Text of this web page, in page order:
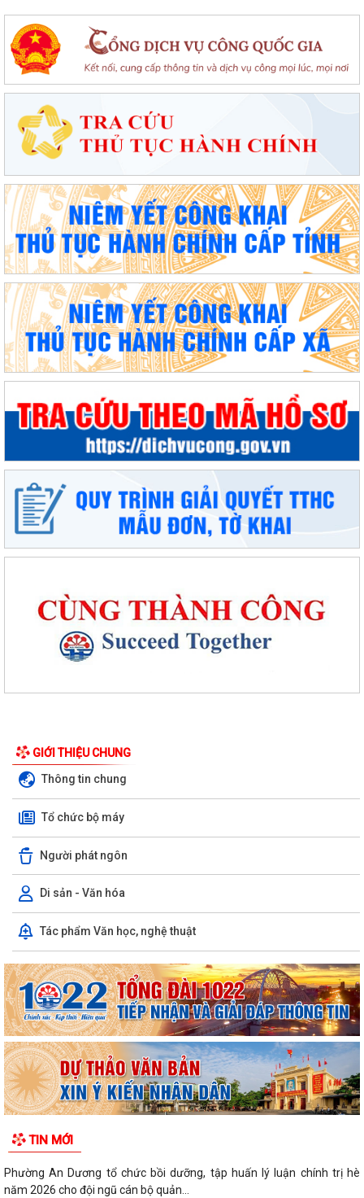
GIỚI THIỆU CHUNG
Thông tin chung
Tổ chức bộ máy
Người phát ngôn
Di sản - Văn hóa
Tác phẩm Văn học, nghệ thuật
TIN MỚI
Phường An Dương tổ chức bồi dưỡng, tập huấn lý luận chính trị hè
năm 2026 cho đội ngũ cán bộ quản...